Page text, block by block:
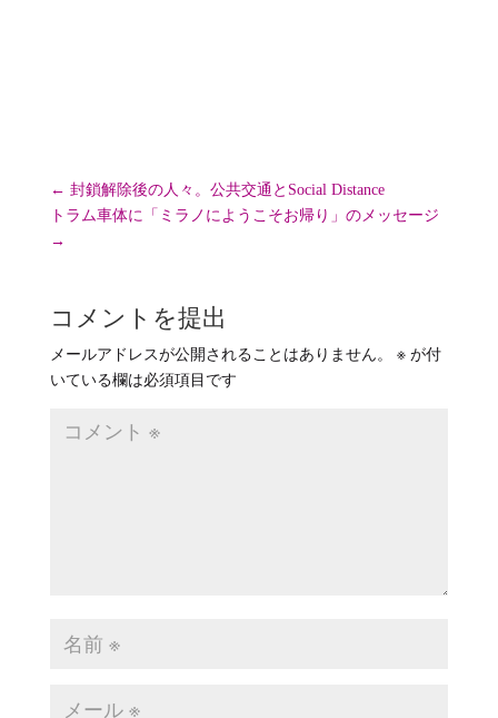
← 封鎖解除後の人々。公共交通とSocial Distance
トラム車体に「ミラノにようこそお帰り」のメッセージ
→
コメントを提出
メールアドレスが公開されることはありません。 ※が付
いている欄は必須項目です